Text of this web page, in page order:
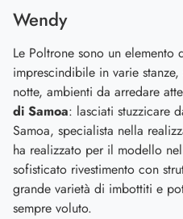
Wendy
Le Poltrone sono un elemento
imprescindibile in varie
notte, ambienti da arredare
di Samoa: lasciati stuzzicare
Samoa, specialista nella
ha realizzato per il modello
sofisticato rivestimento con
grande varietà di imbottiti e
sempre voluto.